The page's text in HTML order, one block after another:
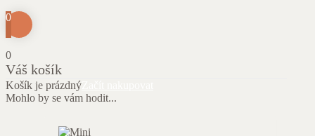
0
0
Váš košík
Košík je prázdný
Mohlo by se vám hodit...